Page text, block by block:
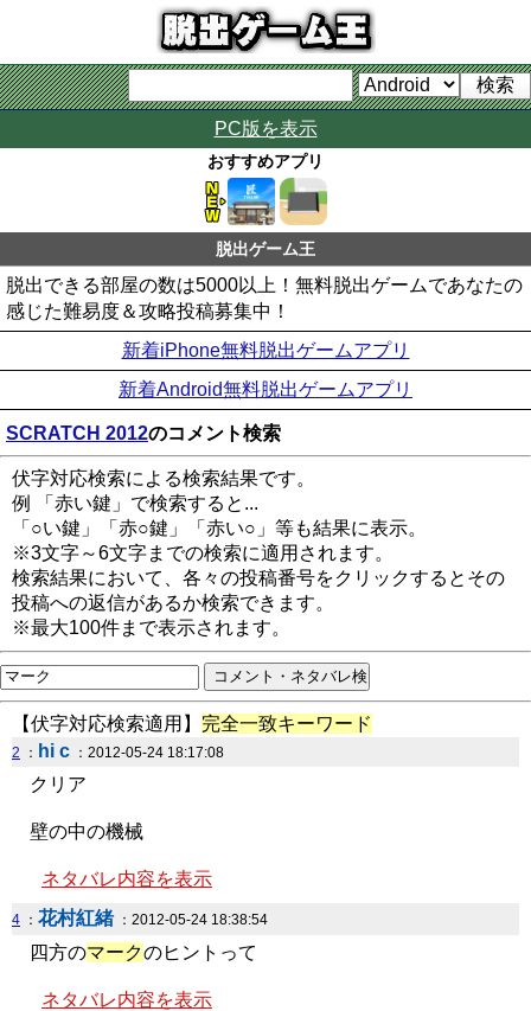
PC版を表示
おすすめアプリ
脱出ゲーム王
脱出できる部屋の数は5000以上！無料脱出ゲームであなたの
感じた難易度＆攻略投稿募集中！
新着iPhone無料脱出ゲームアプリ
新着Android無料脱出ゲームアプリ
SCRATCH 2012のコメント検索
伏字対応検索による検索結果です。
例 「赤い鍵」で検索すると...
「○い鍵」「赤○鍵」「赤い○」等も結果に表示。
※3文字～6文字までの検索に適用されます。
検索結果において、各々の投稿番号をクリックするとその
投稿への返信があるか検索できます。
※最大100件まで表示されます。
【伏字対応検索適用】 完全一致キーワード
2 ： hi c ：2012-05-24 18:17:08
クリア
壁の中の機械
ネタバレ内容を表示
4 ： 花村紅緒：2012-05-24 18:38:54
四方のマークのヒントって
ネタバレ内容を表示